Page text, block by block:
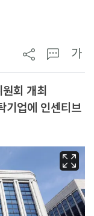
가
회 개최
업에 인센티브